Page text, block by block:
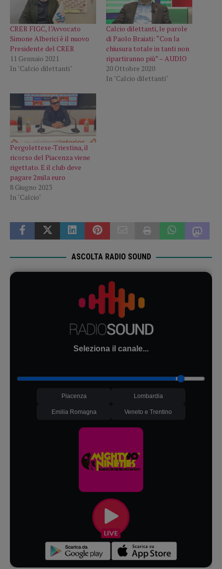
CRER FIGC, l’Avvocato
Simone Alberici è il nuovo
Presidente del CRER
11 Gennaio 2021
In "Calcio dilettanti"
Calcio dilettanti, le parole
di Paolo Braiati: “Con la
chiusura totale in tanti non
ripartiranno più” – AUDIO
20 Ottobre 2020
In "Calcio dilettanti"
Pergolettese-Triestina, il
ricorso del Piacenza viene
rigettato. E il club deve
pagare 2mila euro
8 Giugno 2023
In "Calcio"
ASCOLTA RADIO SOUND
Seleziona il canale...
Piacenza Lombardia
Emilia Romagna Veneto e Trentino